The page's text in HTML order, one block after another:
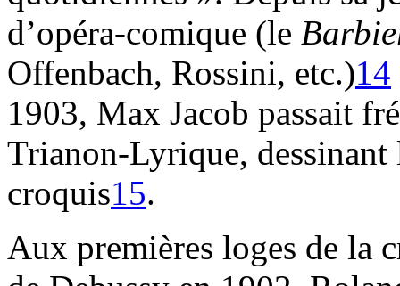
d’opéra-comique (le
Offenbach, Rossini, etc.)14
1903, Max Jacob passait
Trianon-Lyrique, dessinant
croquis15.
Aux premières loges de la